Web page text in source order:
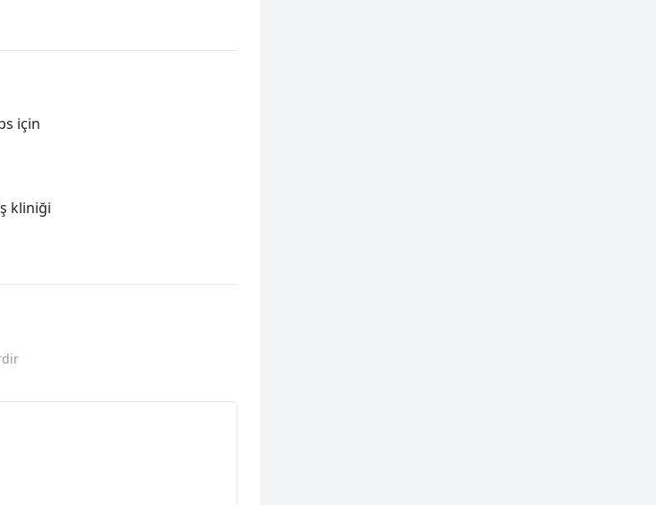
için
kliniği